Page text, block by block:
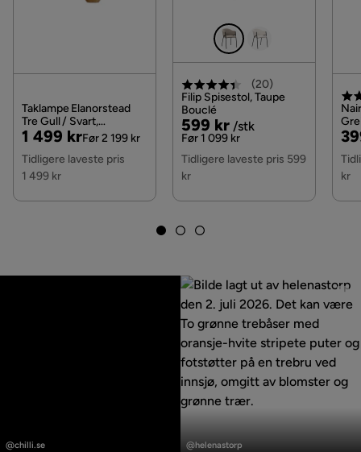
Taklampe Elanorstead
Tre Gull / Svart,
Gull/Svart
Pris
1 499 kr
Original
Pris
Før 2 199 kr
Tidligere laveste pris
1 499 kr
(20)
Filip Spisestol, Taupe
Bouclé
Pris
599 kr /stk
Original
Pris
Før 1 099 kr
Tidligere laveste pris 599
kr
kr
publisert
@chilli.se
publisert
@helenastorp